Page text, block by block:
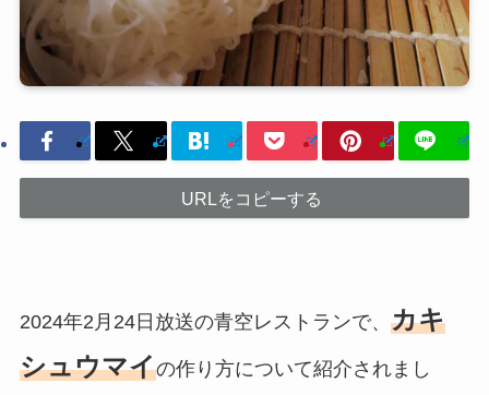
URLをコピーする
2024年2月24日放送の青空レストランで、 カキ
シュウマイの作り方について紹介されまし